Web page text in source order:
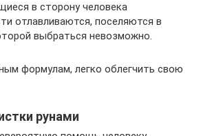
в сторону человека
отлавливаются, поселяются в
выбраться невозможно.
формулам, легко облегчить свою
рунами